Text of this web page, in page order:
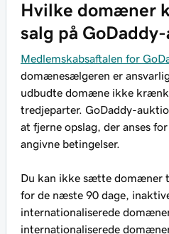
Hvilke domæner
salg på
Medlemskabsaftalen for
domænesælgeren er
udbudte domæne ikke
tredjeparter. GoDaddy-
at fjerne opslag, der anses
angivne betingelser.
Du kan ikke sætte domæner
for de næste 90 dage,
internationaliserede
internationaliserede